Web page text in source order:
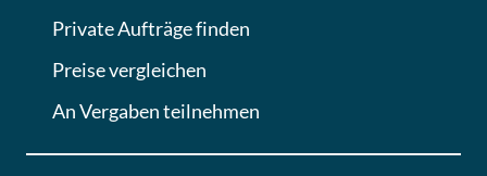
Lektion 6
Abgabe von Angeboten
Lektion
Lektion 7
Private Aufträge finden
Preise vergleichen
An Vergaben teilnehmen